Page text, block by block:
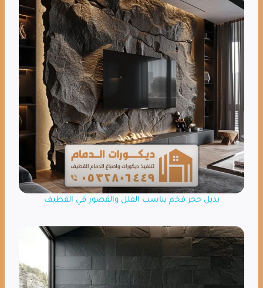
بديل حجر فخم يناسب الفلل والقصور في القطيف